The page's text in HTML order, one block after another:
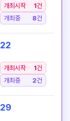
개최시작 1건
개최중
8건
22
개최시작 1건
개최중
2건
29